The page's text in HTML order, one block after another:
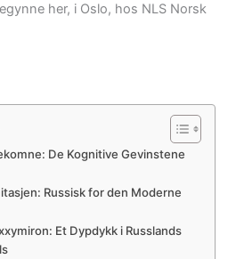
her, i Oslo, hos NLS Norsk
De Kognitive Gevinstene
Russisk for den Moderne
Et Dypdykk i Russlands